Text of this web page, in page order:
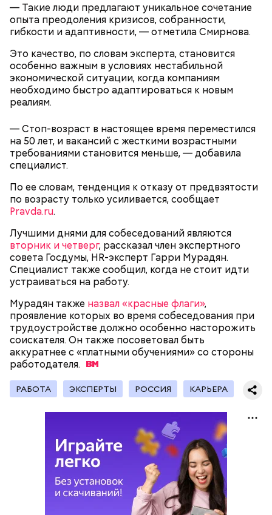
— Такие люди предлагают уникальное сочетание
опыта преодоления кризисов, собранности,
гибкости и адаптивности, — отметила Смирнова.
Это качество, по словам эксперта, становится
особенно важным в условиях нестабильной
экономической ситуации, когда компаниям
необходимо быстро адаптироваться к новым
реалиям.
— Стоп-возраст в настоящее время переместился
на 50 лет, и вакансий с жесткими возрастными
требованиями становится меньше, — добавила
специалист.
По ее словам, тенденция к отказу от предвзятости
по возрасту только усиливается, сообщает
Pravda.ru.
Лучшими днями для собеседований являются
вторник и четверг, рассказал член экспертного
совета Госдумы, HR-эксперт Гарри Мурадян.
Специалист также сообщил, когда не стоит идти
устраиваться на работу.
Мурадян также назвал «красные флаги»,
проявление которых во время собеседования при
трудоустройстве должно особенно насторожить
соискателя. Он также посоветовал быть
аккуратнее с «платными обучениями» со стороны
работодателя.
РАБОТА ЭКСПЕРТЫ РОССИЯ КАРЬЕРА
— Кабачки, порезанные кубиками, нужно легко
обжарить на сковороде. К ним добавляются зелень
петрушки, чеснок, соль и оливковое масло.
Получается очень вкусно, — поделился рецептом
Копылов.
Спагетти из кабачков
лишним весом.
— В дыне содержится много сахара, который
представлен фруктозой. С одной стороны — это
хорошо, потому что дает энергию. Но важно
помнить, что сладкими дынями не нужно сильно
увлекаться, так же как и арбузами, людям с
сахарным диабетом и лишним весом, —
подчеркнула доктор.
Терапевт Кондрахин назвал
продукты и напитки, которые
выводят токсины из организма
Чистит сосуды и защищает от
рака: чем полезен кресс-салат